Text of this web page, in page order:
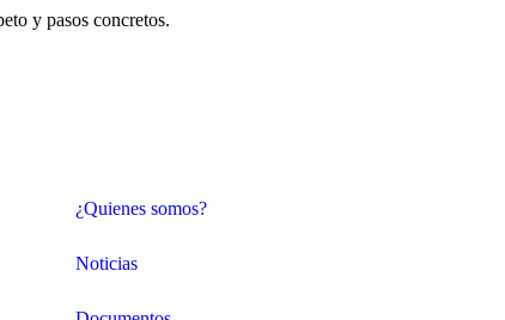
y pasos concretos.
¿Quienes somos?
Noticias